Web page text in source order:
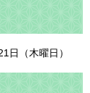
日（木曜日）